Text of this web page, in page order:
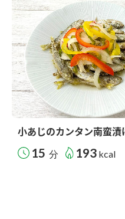
小あじのカンタン南蛮漬
15 分 193 kcal